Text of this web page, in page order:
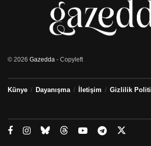
© 2026 Gazedda - Copyleft
Künye Dayanışma İletişim Gizlilik